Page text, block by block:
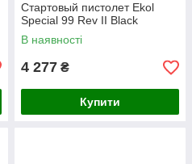
Стартовый пистолет Ekol
Special 99 Rev II Black
В наявності
4 277 ₴
Купити